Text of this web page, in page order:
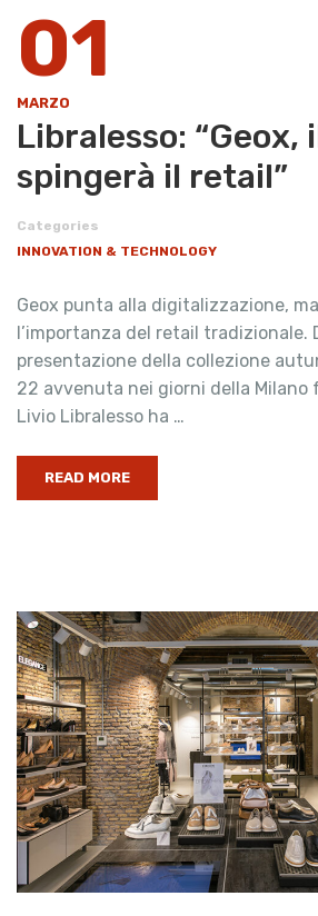
01
MARZO
Libralesso: “Geox,
spingerà il retail”
Categories
INNOVATION & TECHNOLOGY
Geox punta alla digitalizzazione,
l’importanza del retail tradizionale.
presentazione della collezione
22 avvenuta nei giorni della Milano
Livio Libralesso ha …
READ MORE